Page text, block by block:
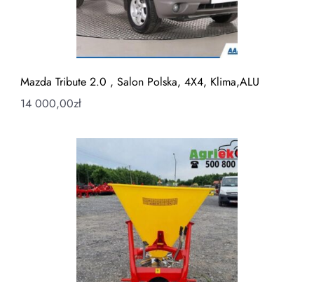
Mazda Tribute 2.0 , Salon Polska, 4X4, Klima,ALU
14 000,00zł